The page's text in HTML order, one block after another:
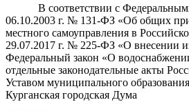
В соответствии с
06.10.2003 г. № 131-ФЗ «Об общих
местного самоуправления в
29.07.2017 г. № 225-ФЗ «О внесении
Федеральный закон «О
отдельные законодательные акты
Уставом муниципального
Курганская городская Дума